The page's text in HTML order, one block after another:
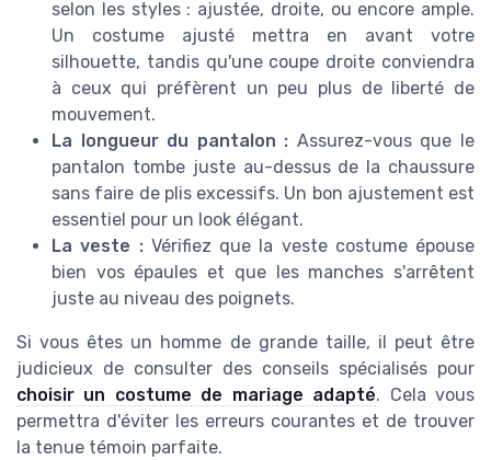
selon les styles : ajustée, droite, ou encore ample.
Un costume ajusté mettra en avant votre
silhouette, tandis qu'une coupe droite conviendra
à ceux qui préfèrent un peu plus de liberté de
mouvement.
La longueur du pantalon : Assurez-vous que le
pantalon tombe juste au-dessus de la chaussure
sans faire de plis excessifs. Un bon ajustement est
essentiel pour un look élégant.
La veste :Vérifiez que la veste costume épouse
bien vos épaules et que les manches s'arrêtent
juste au niveau des poignets.
Si vous êtes un homme de grande taille, il peut être
judicieux de consulter des conseils spécialisés pour
choisir un costume de mariage adapté. Cela vous
permettra d'éviter les erreurs courantes et de trouver
la tenue témoin parfaite.